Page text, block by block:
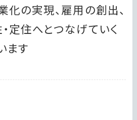
化の実現、雇用の創出、
定住へとつなげていく
ます